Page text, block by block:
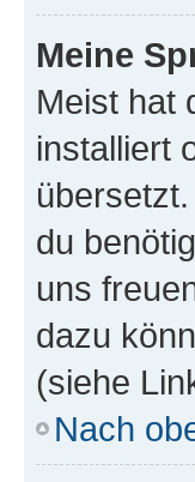
Meine
Meist hat
installiert
du
uns
dazu
(siehe
Nach